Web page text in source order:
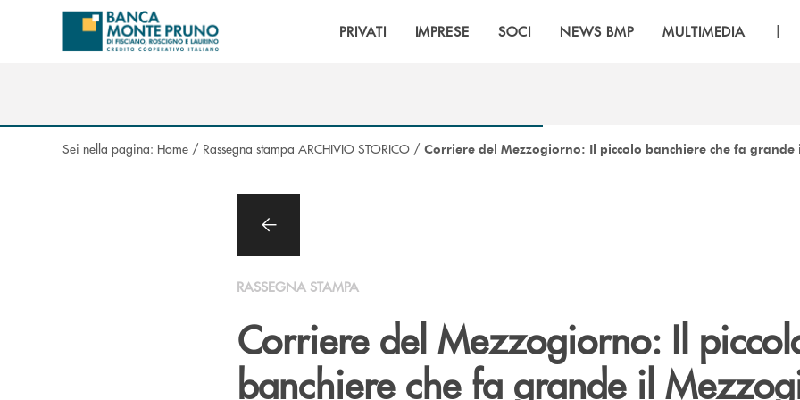
Salta al contenuto principale
PRIVATI IMPRESE SOCI NEWS BMP MULTIMEDIA |
Sei nella pagina: Home / Rassegna stampa ARCHIVIO STORICO / Corriere del Mezzogiorno: Il piccolo banchiere che fa grande
RASSEGNA STAMPA
Corriere del Mezzogiorno: Il
banchiere che fa grande il